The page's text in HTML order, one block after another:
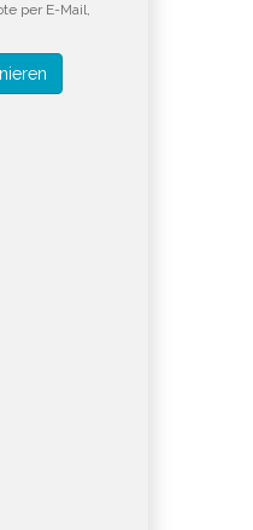
per E-Mail,